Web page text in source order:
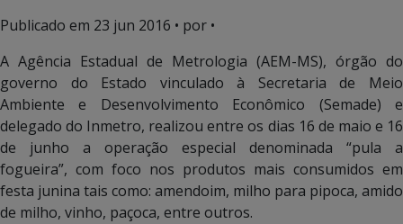
Publicado em 23 jun 2016 • por •
A Agência Estadual de Metrologia (AEM-MS), órgão do
governo do Estado vinculado à Secretaria de Meio
Ambiente e Desenvolvimento Econômico (Semade) e
delegado do Inmetro, realizou entre os dias 16 de maio e 16
de junho a operação especial denominada “pula a
fogueira”, com foco nos produtos mais consumidos em
festa junina tais como: amendoim, milho para pipoca, amido
de milho, vinho, paçoca, entre outros.